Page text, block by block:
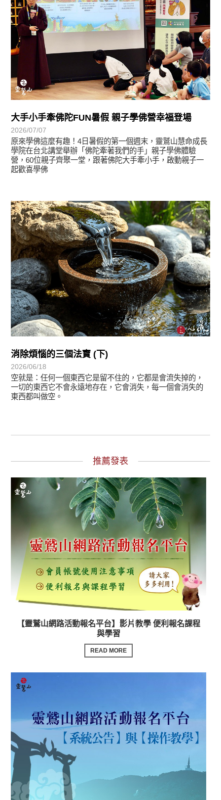
大手小手牽佛陀FUN暑假 親子學佛營幸福登場
2026/07/07
原來學佛這麼有趣！4日暑假的第一個週末，靈鷲山慧命成長
學院在台北講堂舉辦「佛陀牽著我們的手」親子學佛體驗
營，60位親子齊聚一堂，跟著佛陀大手牽小手，啟動親子一
起歡喜學佛
消除煩惱的三個法寶 (下)
2026/06/18
空就是：任何一個東西它是留不住的，它都是會流失掉的，
一切的東西它不會永遠地存在，它會消失，每一個會消失的
東西都叫做空。
學習分享
推薦發表
【靈鷲山網路活動報名平台】影片教學 便利報名課程
與學習
READ MORE